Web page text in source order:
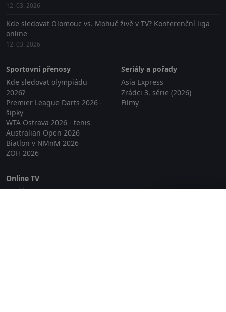
12. 03. 2026
Kde sledovat Olomouc vs. Mohuč živě v TV? Konferenční liga
online
12. 03. 2026
Sportovní přenosy
Kde sledovat olympiádu
2026?
Premier League Darts 2026 -
šipky
WTA Ostrava 2026 - tenis
Australian Open 2026
Biatlon v NMnM 2026
ZOH 2026
Seriály a pořady
Asia Express
Zrádci 3. série (2026)
Filmy
Online TV
Lepší.TV